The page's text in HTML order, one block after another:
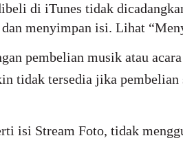
di iTunes tidak
menyimpan isi. Lihat
pembelian musik atau
tidak tersedia jika
isi Stream Foto, tidak